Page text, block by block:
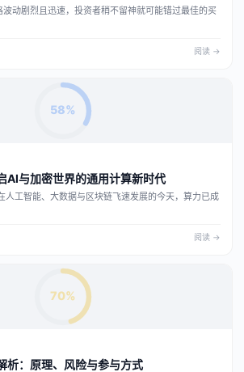
动剧烈且迅速，投资者稍不留神就可能错过最佳的买
阅读 →
58%
AI与加密世界的通用计算新时代
人工智能、大数据与区块链飞速发展的今天，算力已成
阅读 →
70%
析：原理、风险与参与方式